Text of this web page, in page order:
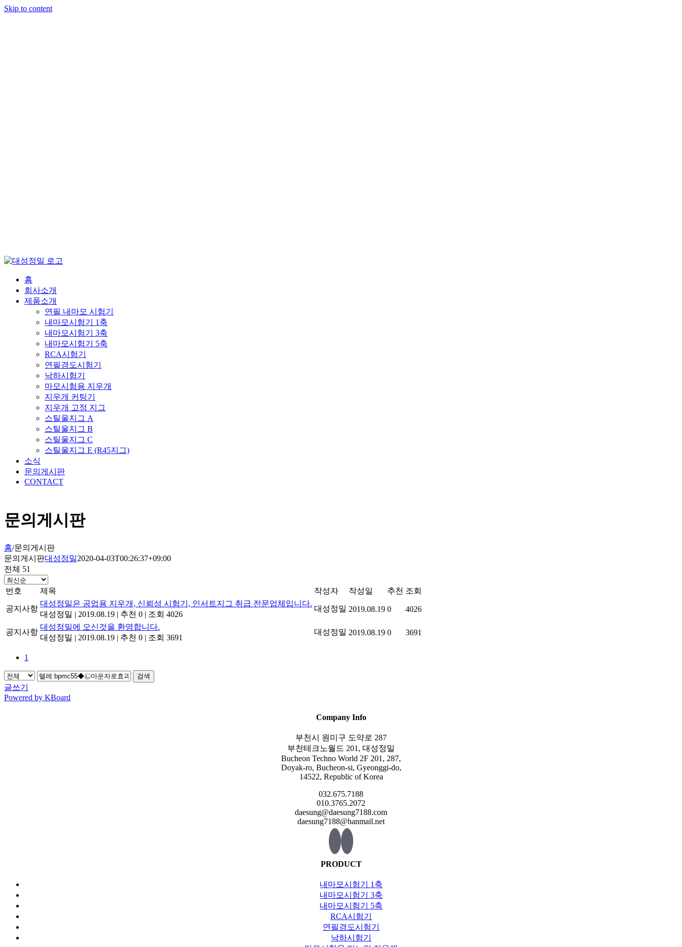
Skip to content
홈
회사소개
제품소개
연필 내마모 시험기
내마모시험기 1축
내마모시험기 3축
내마모시험기 5축
RCA시험기
연필경도시험기
낙하시험기
마모시험용 지우개
지우개 커팅기
지우개 고정 지그
스틸울지그 A
스틸울지그 B
스틸울지그 C
스틸울지그 E (R45지그)
소식
문의게시판
CONTACT
문의게시판
홈/문의게시판
문의게시판대성정밀2020-04-03T00:26:37+09:00
전체 51
번호 제목 작성자 작성일 추천 조회
공지사항
대성정밀은 공업용 지우개, 신뢰성 시험기, 인서트지그 취급 전문업체입니다.
대성정밀 | 2019.08.19 | 추천 0 | 조회 4026
대성정밀 2019.08.19 0 4026
공지사항
대성정밀에 오신것을 환영합니다.
대성정밀 | 2019.08.19 | 추천 0 | 조회 3691
대성정밀 2019.08.19 0 3691
1
검색
글쓰기
Powered by KBoard
Company Info
부천시 원미구 도약로 287
부천테크노월드 201, 대성정밀
Bucheon Techno World 2F 201, 287,
Doyak-ro, Bucheon-si, Gyeonggi-do,
14522, Republic of Korea
032.675.7188
010.3765.2072
daesung@daesung7188.com
daesung7188@hanmail.net
PRODUCT
내마모시험기 1축
내마모시험기 3축
내마모시험기 5축
RCA시험기
연필경도시험기
낙하시험기